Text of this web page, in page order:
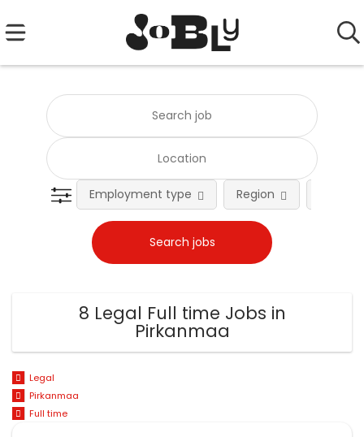
Employment type Region
8 Legal Full time Jobs in
Pirkanmaa
Legal
Pirkanmaa
Full time